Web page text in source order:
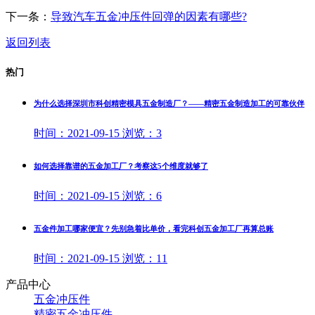
下一条： 导致汽车五金冲压件回弹的因素有哪些?
返回列表
热门
为什么选择深圳市科创精密模具五金制造厂？——精密五金制造加工的可靠伙伴
时间： 2021-09-15 浏览： 3
如何选择靠谱的五金加工厂？考察这5个维度就够了
时间： 2021-09-15 浏览： 6
五金件加工哪家便宜？先别急着比单价，看完科创五金加工厂再算总账
时间： 2021-09-15 浏览： 11
产品中心
五金冲压件